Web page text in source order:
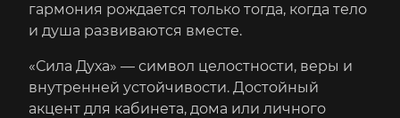
гармония рождается только тогда, когда тело
и душа развиваются вместе.
«Сила Духа» — символ целостности, веры и
внутренней устойчивости. Достойный
акцент для кабинета, дома или личного